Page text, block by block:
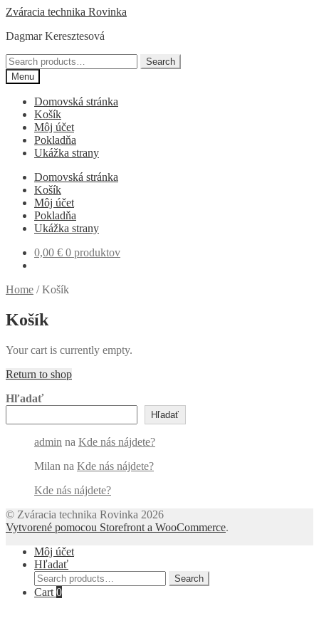
Preskočiť
navigáciu
Preskočiť
obsah
Zváracia technika Rovinka
Dagmar Keresztesová
Search
for:
Search
Menu
Domovská stránka
Košík
Môj účet
Pokladňa
Ukážka strany
Domovská stránka
Košík
Môj účet
Pokladňa
Ukážka strany
0,00 € 0 produktov
Home /Košík
Košík
Your cart is currently empty.
Return to shop
Hľadať
Hľadať
admin na Kde nás nájdete?
Milan na Kde nás nájdete?
Kde nás nájdete?
© Zváracia technika Rovinka 2026
Vytvorené pomocou Storefront a WooCommerce.
Môj účet
Hľadať
Search
for:
Search
Cart 0